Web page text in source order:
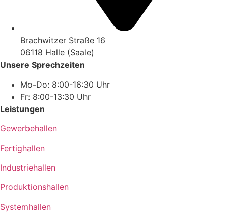
Brachwitzer Straße 16
06118 Halle (Saale)
Unsere Sprechzeiten
Mo-Do: 8:00-16:30 Uhr
Fr: 8:00-13:30 Uhr
Leistungen
Gewerbehallen
Fertighallen
Industriehallen
Produktionshallen
Systemhallen